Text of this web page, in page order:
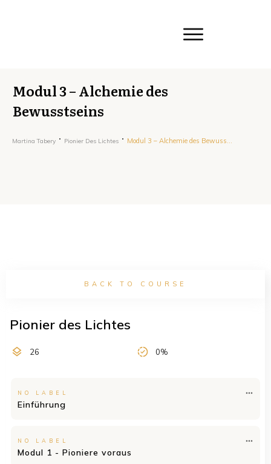
Modul 3 – Alchemie des
Bewusstseins
Martina Tabery Pionier Des Lichtes
BACK TO COURSE
Pionier des Lichtes
26 0%
NO LABEL
Einführung
NO LABEL
Modul 1 - Pioniere voraus